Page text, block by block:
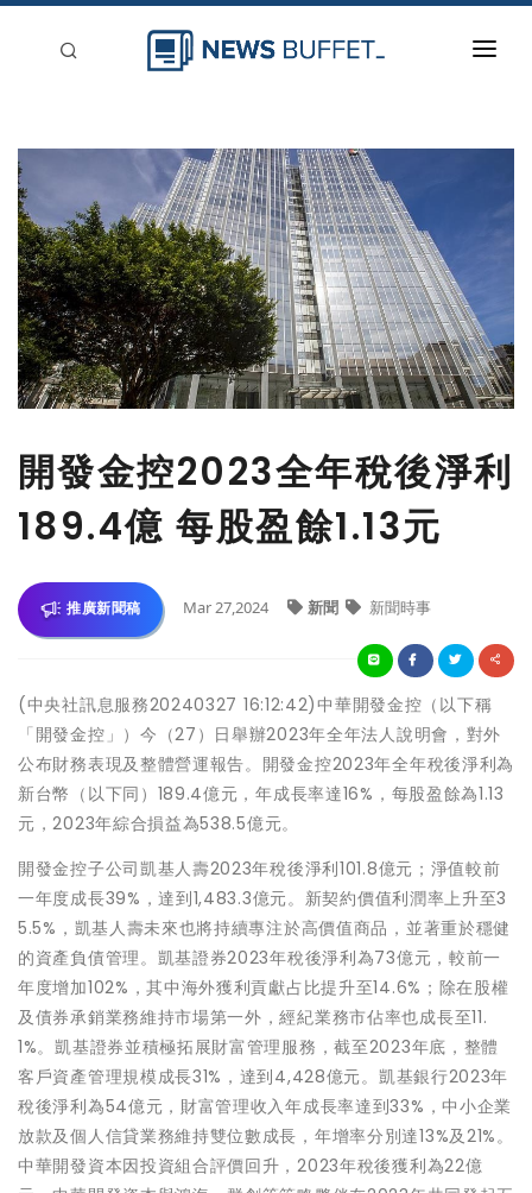
登入
刊登
開發金控2023全年稅後淨利
189.4億 每股盈餘1.13元
推廣新聞稿 Mar 27,2024 新聞 新聞時事
(中央社訊息服務20240327 16:12:42)中華開發金控（以下稱
「開發金控」）今（27）日舉辦2023年全年法人說明會，對外
公布財務表現及整體營運報告。開發金控2023年全年稅後淨利為
新台幣（以下同）189.4億元，年成長率達16%，每股盈餘為1.13
元，2023年綜合損益為538.5億元。
開發金控子公司凱基人壽2023年稅後淨利101.8億元；淨值較前
一年度成長39%，達到1,483.3億元。新契約價值利潤率上升至3
5.5%，凱基人壽未來也將持續專注於高價值商品，並著重於穩健
的資產負債管理。凱基證券2023年稅後淨利為73億元，較前一
年度增加102%，其中海外獲利貢獻占比提升至14.6%；除在股權
及債券承銷業務維持市場第一外，經紀業務市佔率也成長至11.
1%。凱基證券並積極拓展財富管理服務，截至2023年底，整體
客戶資產管理規模成長31%，達到4,428億元。凱基銀行2023年
稅後淨利為54億元，財富管理收入年成長率達到33%，中小企業
放款及個人信貸業務維持雙位數成長，年增率分別達13%及21%。
中華開發資本因投資組合評價回升，2023年稅後獲利為22億